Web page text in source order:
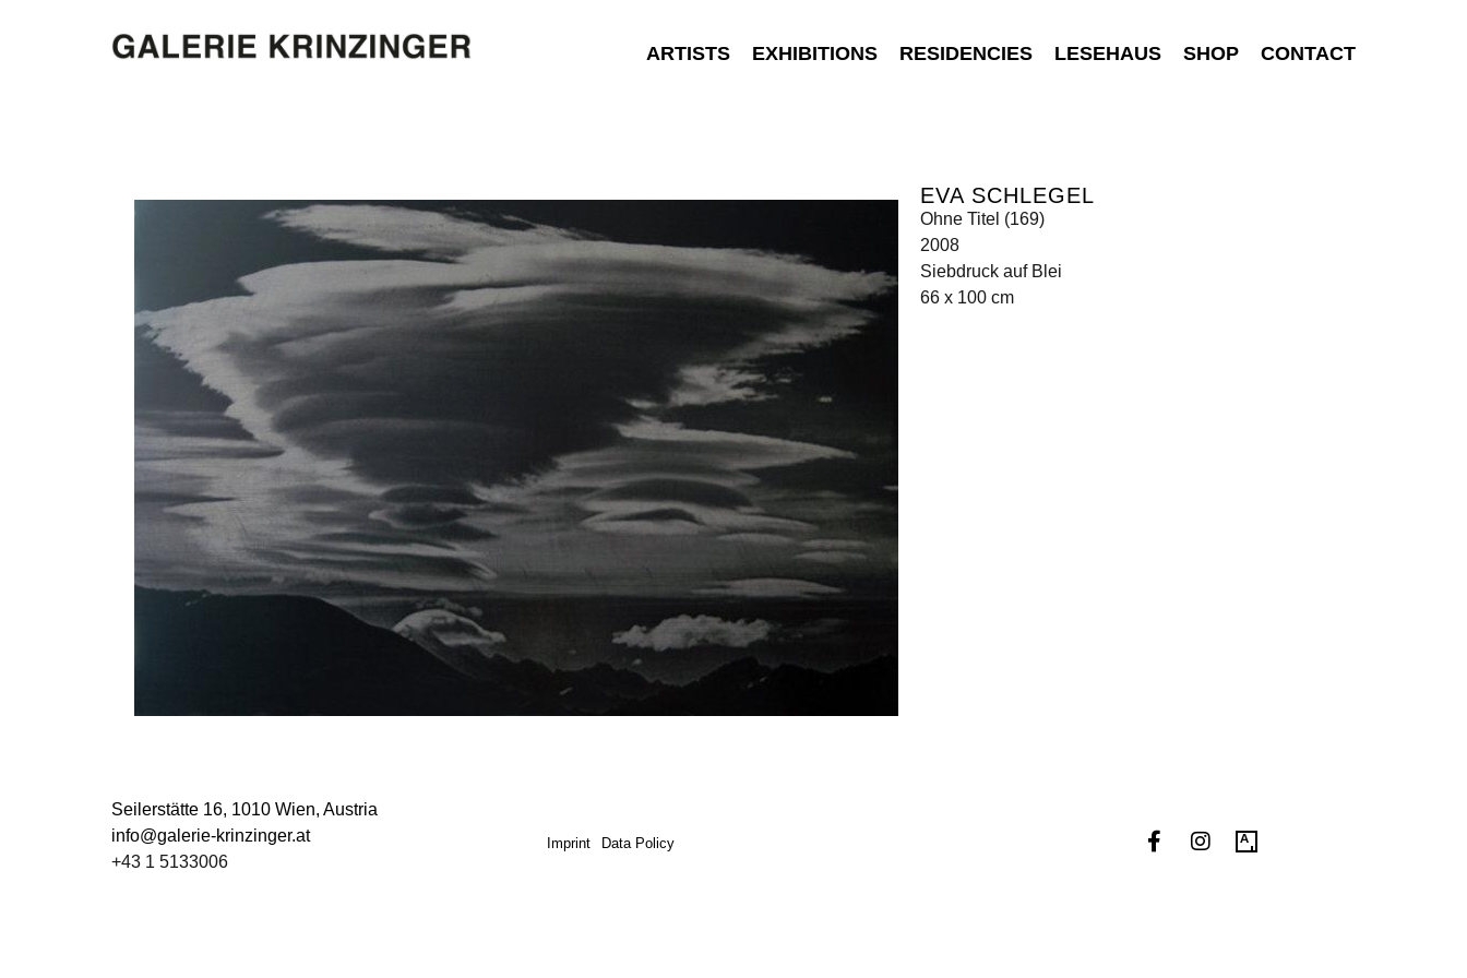
ARTISTS EXHIBITIONS RESIDENCIES LESEHAUS SHOP CONTACT
EVA SCHLEGEL
Ohne Titel (169)
2008
Siebdruck auf Blei
66 x 100 cm
Seilerstätte 16, 1010 Wien, Austria
info@galerie-krinzinger.at
+43 1 5133006
Imprint Data Policy